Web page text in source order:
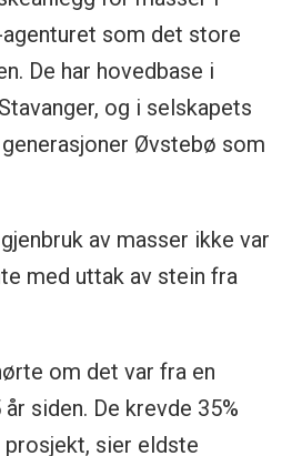
som det store
De har hovedbase i
og i selskapets
Øvstebø som
av masser ikke var
med uttak av stein fra
om det var fra en
siden. De krevde 35%
sier eldste